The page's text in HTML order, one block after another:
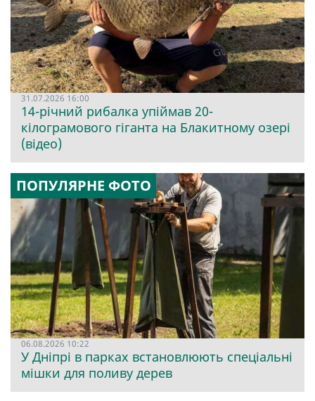
31.07.2026 16:00
14-річний рибалка упіймав 20-
кілограмового гіганта на Блакитному озері
(відео)
ПОПУЛЯРНЕ ФОТО
06.08.2026 10:22
У Дніпрі в парках встановлюють спеціальні
мішки для поливу дерев